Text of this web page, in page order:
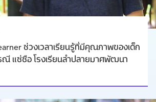
ช่วงเวลาเรียนรู้ที่มีคุณภาพของเด็ก
แซ่ซือ โรงเรียนลำปลายมาศพัฒนา